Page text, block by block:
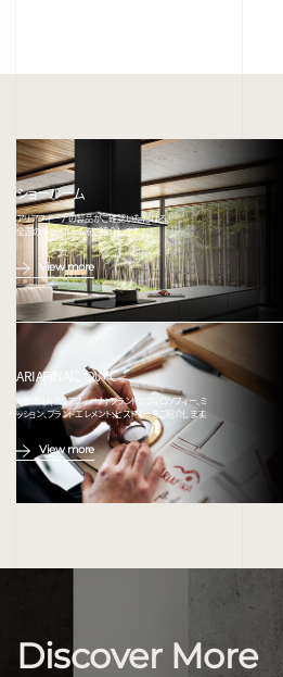
ショールーム
アリアフィーナの製品がご確認いただける、
全国のショールームをご紹介します。
View more
ARIAFINAについて
ARIAFINA(アリアフィーナ) ブランドのフィロソフィー、ミ
ッション、ブランドエレメント、ヒストリーをご紹介します。
View more
Discover More